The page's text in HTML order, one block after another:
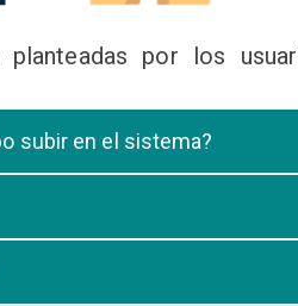
por los
subir en el sistema?